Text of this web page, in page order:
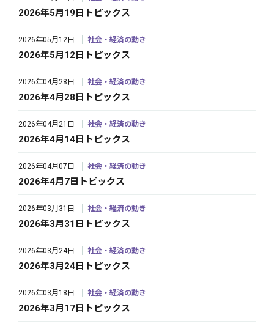
2026年5月19日トピックス
2026年05月12日 社会・経済の動き
2026年5月12日トピックス
2026年04月28日 社会・経済の動き
2026年4月28日トピックス
2026年04月21日 社会・経済の動き
2026年4月14日トピックス
2026年04月07日 社会・経済の動き
2026年4月7日トピックス
2026年03月31日 社会・経済の動き
2026年3月31日トピックス
2026年03月24日 社会・経済の動き
2026年3月24日トピックス
2026年03月18日 社会・経済の動き
2026年3月17日トピックス